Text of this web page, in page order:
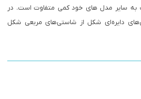
سایر مدل های خود کمی متفاوت است. در
دایره‌ای شکل از شاستی‌های مربعی شکل